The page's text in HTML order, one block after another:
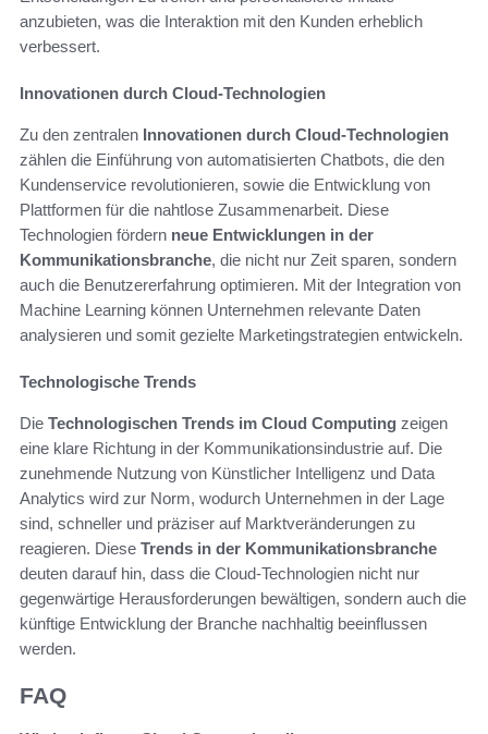
anzubieten, was die Interaktion mit den Kunden erheblich
verbessert.
Innovationen durch Cloud-Technologien
Zu den zentralen Innovationen durch Cloud-Technologien
zählen die Einführung von automatisierten Chatbots, die den
Kundenservice revolutionieren, sowie die Entwicklung von
Plattformen für die nahtlose Zusammenarbeit. Diese
Technologien fördern neue Entwicklungen in der
Kommunikationsbranche, die nicht nur Zeit sparen, sondern
auch die Benutzererfahrung optimieren. Mit der Integration von
Machine Learning können Unternehmen relevante Daten
analysieren und somit gezielte Marketingstrategien entwickeln.
Technologische Trends
Die Technologischen Trends im Cloud Computing zeigen
eine klare Richtung in der Kommunikationsindustrie auf. Die
zunehmende Nutzung von Künstlicher Intelligenz und Data
Analytics wird zur Norm, wodurch Unternehmen in der Lage
sind, schneller und präziser auf Marktveränderungen zu
reagieren. Diese Trends in der Kommunikationsbranche
deuten darauf hin, dass die Cloud-Technologien nicht nur
gegenwärtige Herausforderungen bewältigen, sondern auch die
künftige Entwicklung der Branche nachhaltig beeinflussen
werden.
FAQ